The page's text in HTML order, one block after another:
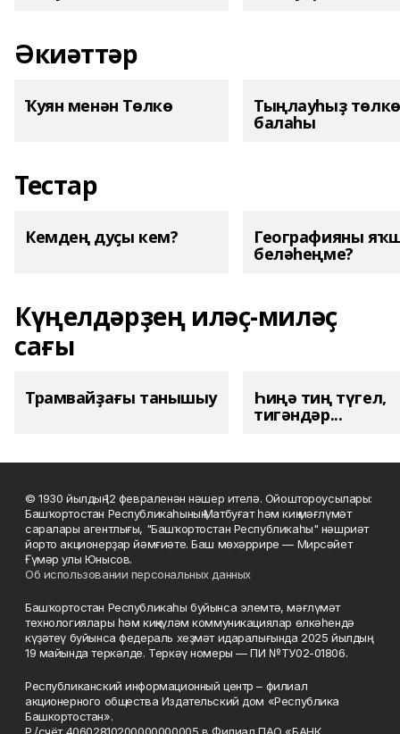
Әкиәттәр
Ҡуян менән Төлкө Тыңлауһыҙ төлкө
балаһы
Тестар
Кемдең дуҫы кем? Географияны
беләһеңме?
Күңелдәрҙең иләҫ-миләҫ
сағы
Трамвайҙағы танышыу Һиңә тиң түгел,
тигәндәр...
© 1930 йылдың 12 февраленән нәшер ителә. Ойоштороусылары:
Башҡортостан Республикаһының Матбуғат һәм киң мәғлүмәт
саралары агентлығы, "Башҡортостан Республикаһы" нәшриәт
йорто акционерҙар йәмғиәте. Баш мөхәррире — Мирсәйет
Ғүмәр улы Юнысов.
Об использовании персональных данных
Башҡортостан Республикаһы буйынса элемтә, мәғлүмәт
технологиялары һәм киңкүләм коммуникациялар өлкәһендә
күҙәтеү буйынса федераль хеҙмәт идаралығында 2025 йылдың
19 майында теркәлде. Теркәү номеры — ПИ №ТУ02-01806.
Республиканский информационный центр – филиал
акционерного общества Издательский дом «Республика
Башкортостан».